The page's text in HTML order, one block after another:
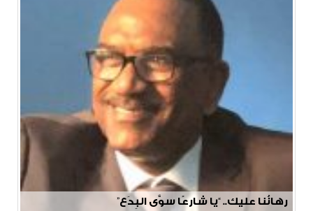
رهانُنا عليك.. “يا شارعًا سوَّى البِدَع”